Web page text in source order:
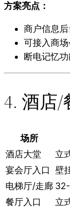
方案亮点：
商户信息
可接入商
断电记忆
4. 酒店/
场所
酒店大堂
立
宴会厅入口
壁
电梯厅/走廊
餐厅入口
立